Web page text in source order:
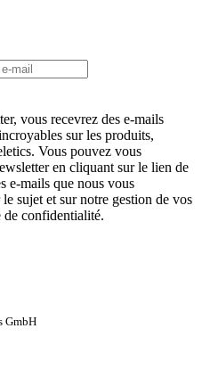
vous recevrez des e-mails
sur les produits,
Vous pouvez vous
en cliquant sur le lien de
e-mails que nous vous
sujet et sur notre gestion de vos
de confidentialité.
GmbH